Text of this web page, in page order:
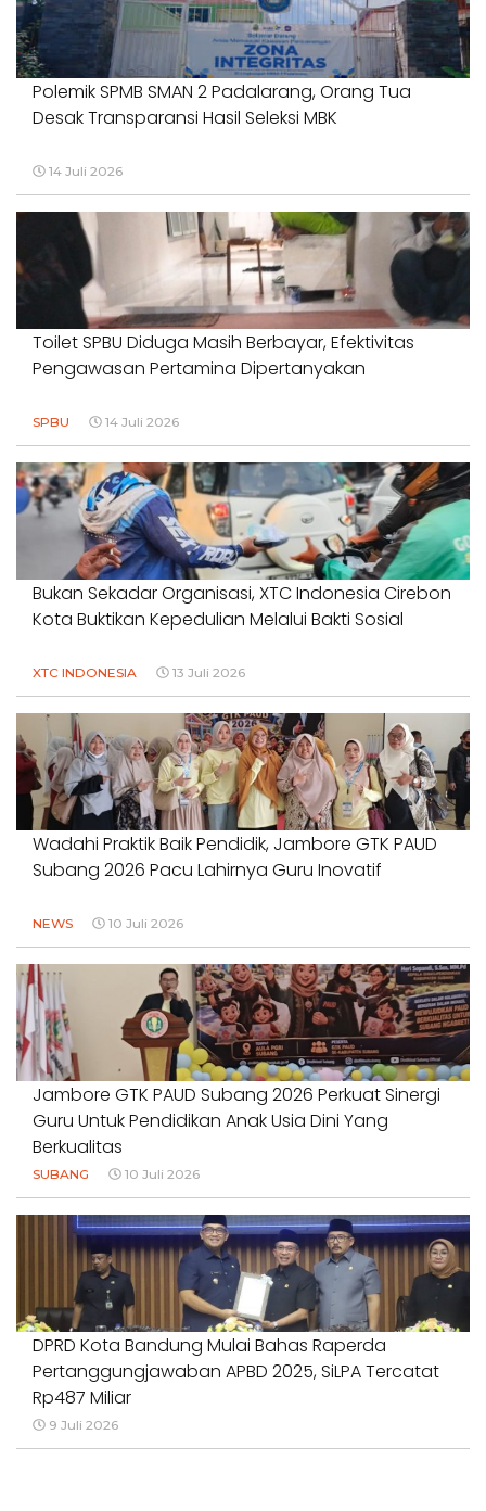
Polemik SPMB SMAN 2 Padalarang, Orang Tua
Desak Transparansi Hasil Seleksi MBK
14 Juli 2026
Toilet SPBU Diduga Masih Berbayar, Efektivitas
Pengawasan Pertamina Dipertanyakan
SPBU 14 Juli 2026
Bukan Sekadar Organisasi, XTC Indonesia Cirebon
Kota Buktikan Kepedulian Melalui Bakti Sosial
XTC INDONESIA 13 Juli 2026
Wadahi Praktik Baik Pendidik, Jambore GTK PAUD
Subang 2026 Pacu Lahirnya Guru Inovatif
NEWS 10 Juli 2026
Jambore GTK PAUD Subang 2026 Perkuat Sinergi
Guru Untuk Pendidikan Anak Usia Dini Yang
Berkualitas
SUBANG 10 Juli 2026
DPRD Kota Bandung Mulai Bahas Raperda
Pertanggungjawaban APBD 2025, SiLPA Tercatat
Rp487 Miliar
9 Juli 2026